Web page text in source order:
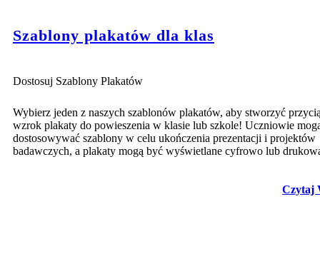
Szablony plakatów dla klas
Dostosuj Szablony Plakatów
Wybierz jeden z naszych szablonów plakatów, aby stworzyć
wzrok plakaty do powieszenia w klasie lub szkole! Uczniowie
dostosowywać szablony w celu ukończenia prezentacji i projektów
badawczych, a plakaty mogą być wyświetlane cyfrowo lub
Czytaj